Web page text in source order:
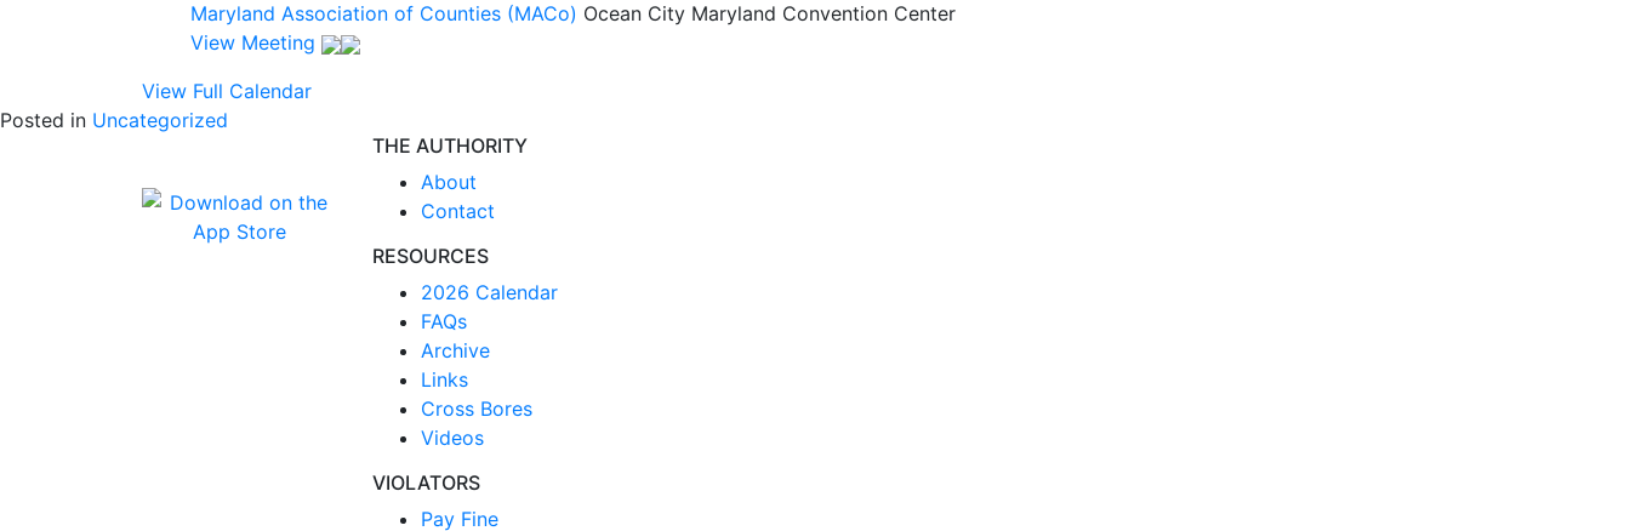
Maryland Association of Counties (MACo) Ocean City Maryland Convention Center
View Meeting
View Full Calendar
Posted in Uncategorized
THE AUTHORITY
About
Contact
RESOURCES
2026 Calendar
FAQs
Archive
Links
Cross Bores
Videos
VIOLATORS
Pay Fine